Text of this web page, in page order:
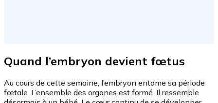
Quand l’embryon devient fœtus
Au cours de cette semaine, l’embryon entame sa période
fœtale. L’ensemble des organes est formé. Il ressemble